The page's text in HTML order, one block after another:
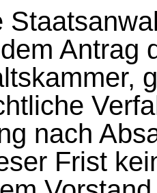
Antrag
nach
Frist